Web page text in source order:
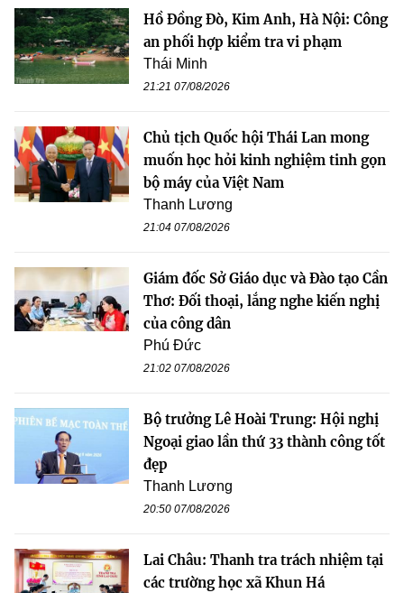
Hồ Đồng Đò, Kim Anh, Hà Nội: Công
an phối hợp kiểm tra vi phạm
Thái Minh
21:21 07/08/2026
Chủ tịch Quốc hội Thái Lan mong
muốn học hỏi kinh nghiệm tinh gọn
bộ máy của Việt Nam
Thanh Lương
21:04 07/08/2026
Giám đốc Sở Giáo dục và Đào tạo Cần
Thơ: Đối thoại, lắng nghe kiến nghị
của công dân
Phú Đức
21:02 07/08/2026
Bộ trưởng Lê Hoài Trung: Hội nghị
Ngoại giao lần thứ 33 thành công tốt
đẹp
Thanh Lương
20:50 07/08/2026
Lai Châu: Thanh tra trách nhiệm tại
các trường học xã Khun Há